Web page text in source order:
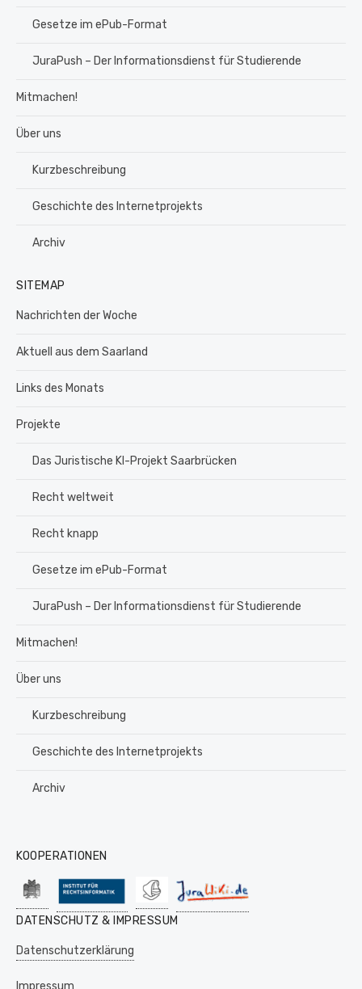
Gesetze im ePub-Format
JuraPush – Der Informationsdienst für Studierende
Mitmachen!
Über uns
Kurzbeschreibung
Geschichte des Internetprojekts
Archiv
SITEMAP
Nachrichten der Woche
Aktuell aus dem Saarland
Links des Monats
Projekte
Das Juristische KI-Projekt Saarbrücken
Recht weltweit
Recht knapp
Gesetze im ePub-Format
JuraPush – Der Informationsdienst für Studierende
Mitmachen!
Über uns
Kurzbeschreibung
Geschichte des Internetprojekts
Archiv
KOOPERATIONEN
DATENSCHUTZ & IMPRESSUM
Datenschutzerklärung
Impressum